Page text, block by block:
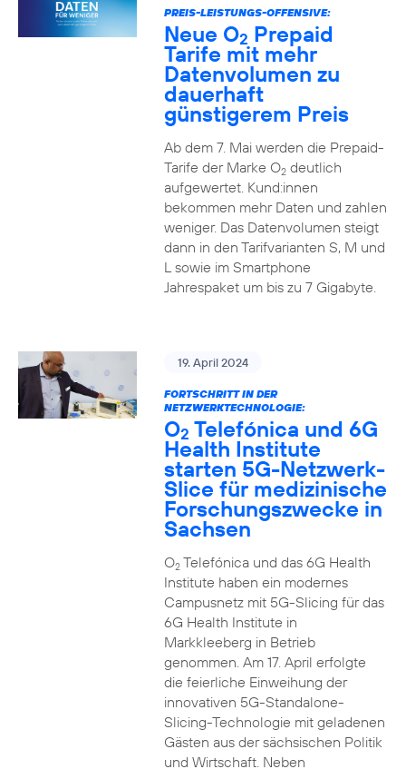
PREIS-LEISTUNGS-OFFENSIVE:
Neue O2 Prepaid
Tarife mit mehr
Datenvolumen zu
dauerhaft
günstigerem Preis
Ab dem 7. Mai werden die Prepaid-
Tarife der Marke O2deutlich
aufgewertet. Kund:innen
bekommen mehr Daten und zahlen
weniger. Das Datenvolumen steigt
dann in den Tarifvarianten S, M und
L sowie im Smartphone
Jahrespaket um bis zu 7 Gigabyte.
19. April 2024
FORTSCHRITT IN DER
NETZWERKTECHNOLOGIE:
O2 Telefónica und 6G
Health Institute
starten 5G-Netzwerk-
Slice für medizinische
Forschungszwecke in
Sachsen
O2Telefónica und das 6G Health
Institute haben ein modernes
Campusnetz mit 5G-Slicing für das
6G Health Institute in
Markkleeberg in Betrieb
genommen. Am 17. April erfolgte
die feierliche Einweihung der
innovativen 5G-Standalone-
Slicing-Technologie mit geladenen
Gästen aus der sächsischen Politik
und Wirtschaft. Neben